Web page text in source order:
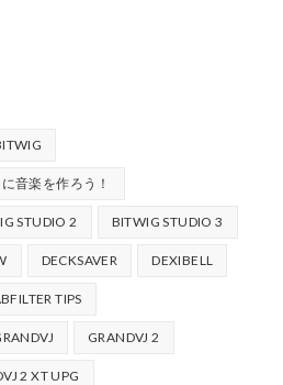
音楽を作ろう！
STUDIO 2 BITWIG STUDIO 3
DECKSAVER DEXIBELL
TIPS
GRANDVJ 2
2 XT UPG